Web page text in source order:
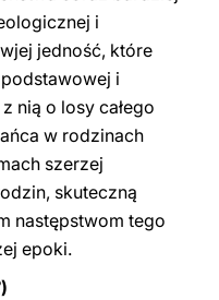
i
jedność, które
i
nią o losy całego
w rodzinach
szerzej
skuteczną
następstwom tego
epoki.